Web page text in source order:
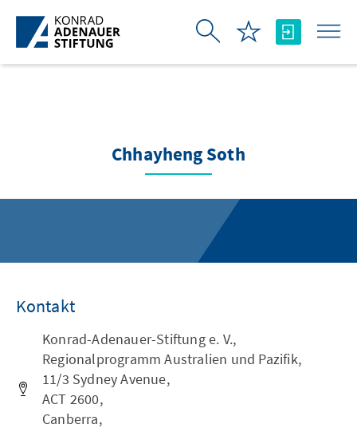
Skip to Main Content
Chhayheng Soth
Kontakt
Konrad-Adenauer-Stiftung e. V.,
Regionalprogramm Australien und Pazifik,
11/3 Sydney Avenue,
ACT 2600,
Canberra,